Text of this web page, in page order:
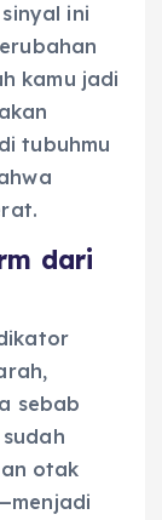
ini
kamu jadi
tubuhmu
dari
sebab
otak